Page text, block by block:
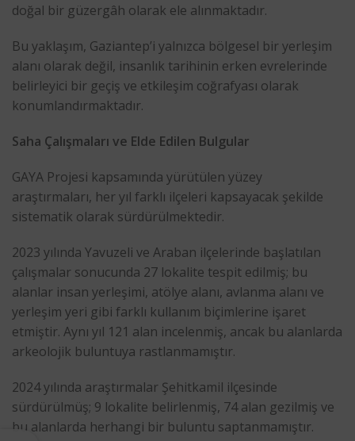
doğal bir güzergâh olarak ele alınmaktadır.
Bu yaklaşım, Gaziantep’i yalnızca bölgesel bir yerleşim
alanı olarak değil, insanlık tarihinin erken evrelerinde
belirleyici bir geçiş ve etkileşim coğrafyası olarak
konumlandırmaktadır.
Saha Çalışmaları ve Elde Edilen Bulgular
GAYA Projesi kapsamında yürütülen yüzey
araştırmaları, her yıl farklı ilçeleri kapsayacak şekilde
sistematik olarak sürdürülmektedir.
2023 yılında Yavuzeli ve Araban ilçelerinde başlatılan
çalışmalar sonucunda 27 lokalite tespit edilmiş; bu
alanlar insan yerleşimi, atölye alanı, avlanma alanı ve
yerleşim yeri gibi farklı kullanım biçimlerine işaret
etmiştir. Aynı yıl 121 alan incelenmiş, ancak bu alanlarda
arkeolojik buluntuya rastlanmamıştır.
2024 yılında araştırmalar Şehitkamil ilçesinde
sürdürülmüş; 9 lokalite belirlenmiş, 74 alan gezilmiş ve
bu alanlarda herhangi bir buluntu saptanmamıştır.